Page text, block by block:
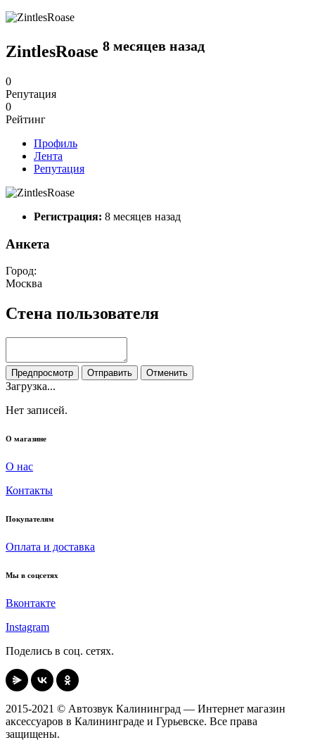
ZintlesRoase 8 месяцев назад
0
Репутация
0
Рейтинг
Профиль
Лента
Репутация
Регистрация: 8 месяцев назад
Анкета
Город:
Москва
Стена пользователя
Предпросмотр Отправить Отменить
Загрузка...
Нет записей.
О магазине
О нас
Контакты
Покупателям
Оплата и доставка
Мы в соцсетях
Вконтакте
Instagram
Поделись в соц. сетях.
2015-2021 © Автозвук Калининград — Интернет магазин
аксессуаров в Калининграде и Гурьевске. Все права
защищены.